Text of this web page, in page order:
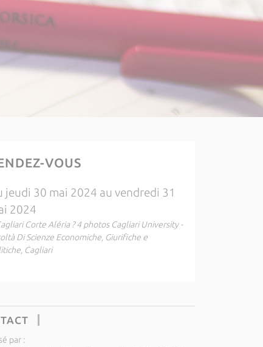
VOUS
jeudi 30 mai 2024 au vendredi 31
2024
Corte Aléria ? 4 photos Cagliari University -
Di Scienze Economiche, Giurifiche e
Cagliari
par :